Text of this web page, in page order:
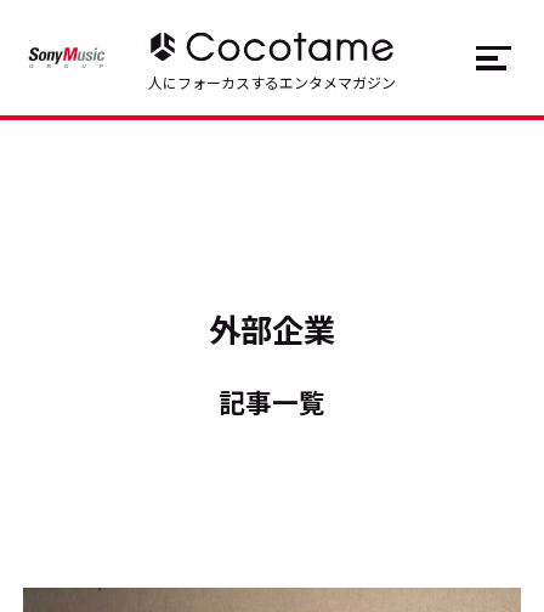
JP EN
人にフォーカスするエンタメマガジン
外部企業
記事一覧